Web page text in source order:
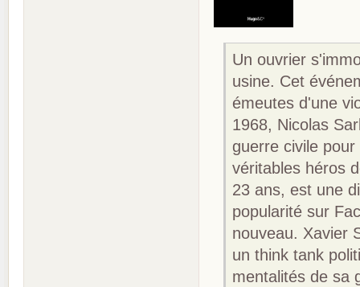
Un ouvrier
usine. Cet
émeutes d'une
1968, Nicolas
guerre civile
véritables héros
23 ans, est une
popularité sur
nouveau. Xavier
un think tank
mentalités de sa